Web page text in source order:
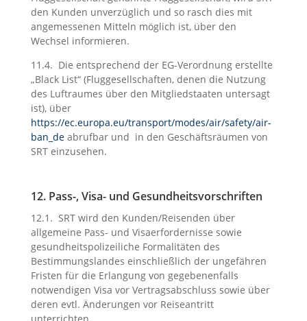
den Kunden unverzüglich und so rasch dies mit
angemessenen Mitteln möglich ist, über den
Wechsel informieren.
11.4. Die entsprechend der EG-Verordnung erstellte
„Black List“ (Fluggesellschaften, denen die Nutzung
des Luftraumes über den Mitgliedstaaten untersagt
ist), über
https://ec.europa.eu/transport/modes/air/safety/air-
ban_deabrufbar und in den Geschäftsräumen von
SRT einzusehen.
12. Pass-, Visa- und Gesundheitsvorschriften
12.1. SRT wird den Kunden/Reisenden über
allgemeine Pass- und Visaerfordernisse sowie
gesundheitspolizeiliche Formalitäten des
Bestimmungslandes einschließlich der ungefähren
Fristen für die Erlangung von gegebenenfalls
notwendigen Visa vor Vertragsabschluss sowie über
deren evtl. Änderungen vor Reiseantritt